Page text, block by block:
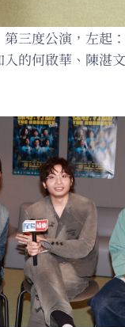
第三度公演，左起
的何啟華、陳湛